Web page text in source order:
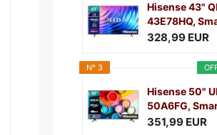
Hisense 43"
43E78HQ,
5.0,...
328,99 EUR
N° 3
Hisense 50"
50A6FG,
351,99 EUR